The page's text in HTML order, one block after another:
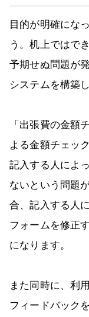
目的が明確にな
う。机上ではで
予期せぬ問題が
システムを構築
「出張費の金額
よる金額チェッ
記入する人によ
ないという問題
合、記入する人
フォームを修正
になります。
また同時に、利
フィードバック